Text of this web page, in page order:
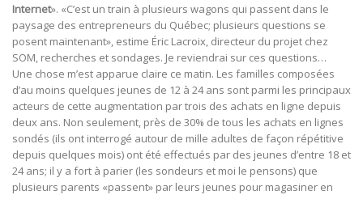
Internet». «C’est un train à plusieurs wagons qui passent dans le
paysage des entrepreneurs du Québec; plusieurs questions se
posent maintenant», estime Éric Lacroix, directeur du projet chez
SOM, recherches et sondages. Je reviendrai sur ces questions…
Une chose m’est apparue claire ce matin. Les familles composées
d’au moins quelques jeunes de 12 à 24 ans sont parmi les principaux
acteurs de cette augmentation par trois des achats en ligne depuis
deux ans. Non seulement, près de 30% de tous les achats en lignes
sondés (ils ont interrogé autour de mille adultes de façon répétitive
depuis quelques mois) ont été effectués par des jeunes d’entre 18 et
24 ans; il y a fort à parier (les sondeurs et moi le pensons) que
plusieurs parents «passent» par leurs jeunes pour magasiner en